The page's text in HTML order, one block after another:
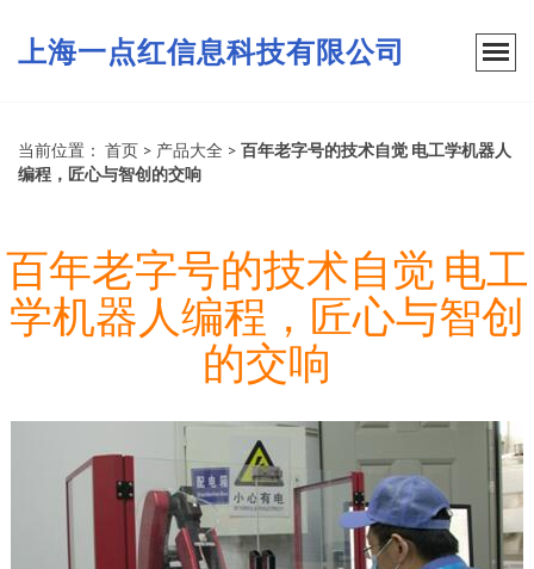
上海一点红信息科技有限公司
当前位置： 首页 > 产品大全 > 百年老字号的技术自觉 电工学机器人
编程，匠心与智创的交响
百年老字号的技术自觉 电工
学机器人编程，匠心与智创
的交响